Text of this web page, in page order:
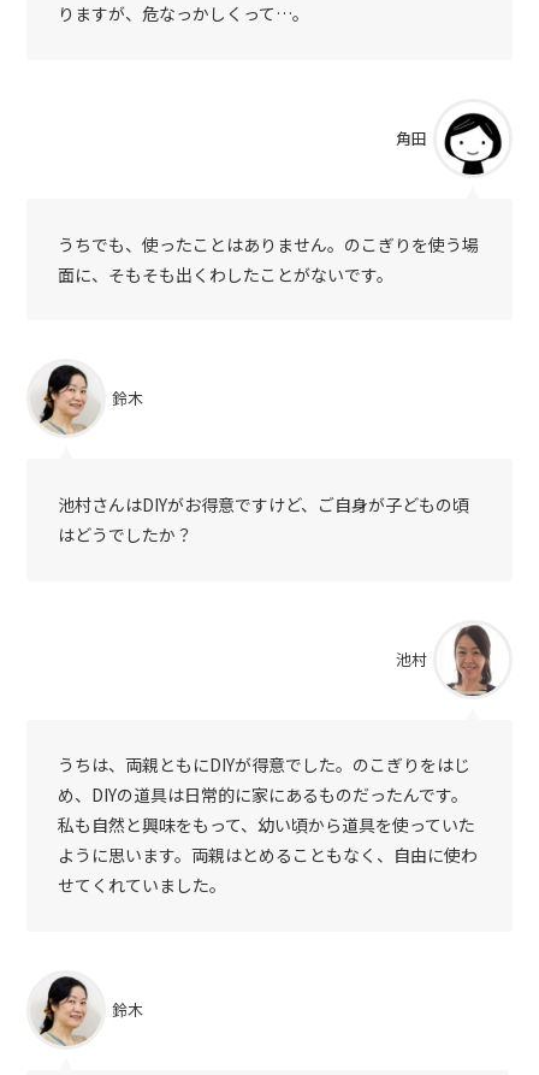
りますが、危なっかしくって…。
角田
うちでも、使ったことはありません。のこぎりを使う場
面に、そもそも出くわしたことがないです。
鈴木
池村さんはDIYがお得意ですけど、ご自身が子どもの頃
はどうでしたか？
池村
うちは、両親ともにDIYが得意でした。のこぎりをはじ
め、DIYの道具は日常的に家にあるものだったんです。
私も自然と興味をもって、幼い頃から道具を使っていた
ように思います。両親はとめることもなく、自由に使わ
せてくれていました。
鈴木